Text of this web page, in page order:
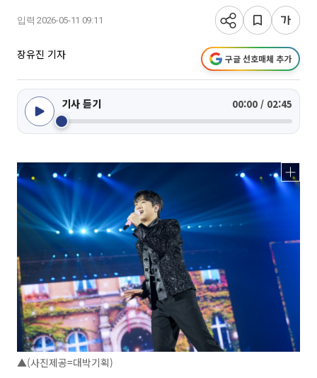
입력 2026-05-11 09:11
장유진 기자 구글 선호매체 추가
기사 듣기 00:00 / 02:45
▲(사진제공=대박기획)